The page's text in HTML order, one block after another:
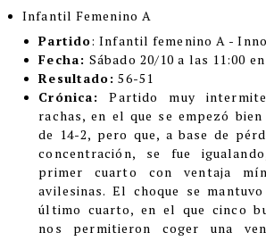
Infantil Femenino A
Partido: Infantil femenino A -
Fecha:Sábado 20/10 a las 11:00
Resultado: 56-51
Crónica:
Partido muy
rachas, en el que se empezó
de 14-2, pero que, a base de
concentración, se fue
primer cuarto con ventaja
avilesinas. El choque se
último cuarto, en el que cinco
nos permitieron coger una